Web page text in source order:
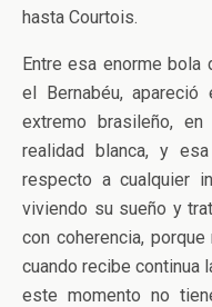
hasta Courtois.
Entre esa enorme bola
el Bernabéu,
extremo brasileño,
realidad blanca, y
respecto a cualquier
viviendo su sueño y
con coherencia,
cuando recibe continua
este momento no